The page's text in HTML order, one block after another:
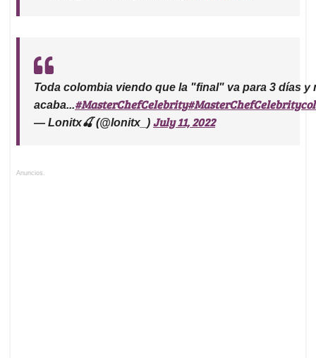
Toda colombia viendo que la "final" va para 3 días y
acaba...#MasterChefCelebrity
— Lonitx🍒 (@lonitx_) July 11, 2022
Anuncios.